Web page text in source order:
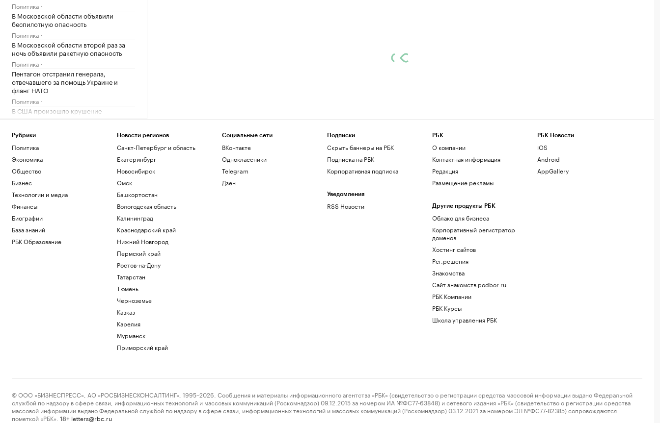
Политика
В Московской области объявили
беспилотную опасность
Политика
В Московской области второй раз за
ночь объявили ракетную опасность
Политика
Пентагон отстранил генерала,
отвечавшего за помощь Украине и
фланг НАТО
Политика
В США произошло крушение
пожарного вертолета с двумя членами
Общество
Рубрики
Политика
Экономика
Общество
Бизнес
Технологии и медиа
Финансы
Биографии
База знаний
РБК Образование
Новости регионов
Санкт-Петербург и область
Екатеринбург
Новосибирск
Омск
Башкортостан
Вологодская область
Калининград
Краснодарский край
Нижний Новгород
Пермский край
Ростов-на-Дону
Татарстан
Тюмень
Черноземье
Кавказ
Карелия
Мурманск
Приморский край
Социальные сети
ВКонтакте
Одноклассники
Telegram
Дзен
Подписки
Скрыть баннеры на РБК
Подписка на РБК
Корпоративная подписка
Уведомления
RSS Новости
РБК
О компании
Контактная информация
Редакция
Размещение рекламы
Другие продукты РБК
Облако для бизнеса
Корпоративный регистратор
доменов
Хостинг сайтов
Рег.решения
Знакомства
Сайт знакомств podbor.ru
РБК Компании
РБК Курсы
Школа управления РБК
РБК Новости
iOS
Android
AppGallery
© ООО «БИЗНЕСПРЕСС», АО «РОСБИЗНЕСКОНСАЛТИНГ», 1995–2026. Сообщения и материалы информационного агентства «РБК» (свидетельство о регистрации средства массовой информации выдано Федеральной
службой по надзору в сфере связи, информационных технологий и массовых коммуникаций (Роскомнадзор) 09.12.2015 за номером ИА №ФС77-63848) и сетевого издания «РБК» (свидетельство о регистрации средства
массовой информации выдано Федеральной службой по надзору в сфере связи, информационных технологий и массовых коммуникаций (Роскомнадзор) 03.12.2021 за номером ЭЛ №ФС77-82385) сопровождаются
пометкой «РБК».
18+ letters@rbc.ru